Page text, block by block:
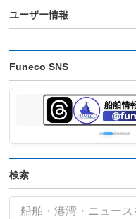
ユーザー情報
Funeco SNS
検索